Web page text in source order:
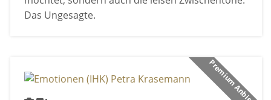
Das Ungesagte.
Premium Anbieter